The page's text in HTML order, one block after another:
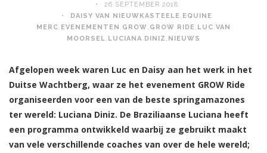
26 SEPTEMBER 2018
DAISY VAN NIEUWKASTEELE, EQUINE
MERC, EVENEMENTEN , GROW, GROW RIDE, LUC VAN
MOORSEL, LUCIANA DINIZ , NIEUWS
Afgelopen week waren Luc en Daisy aan het werk in het
Duitse Wachtberg, waar ze het evenement GROW Ride
organiseerden voor een van de beste springamazones
ter wereld: Luciana Diniz. De Braziliaanse Luciana heeft
een programma ontwikkeld waarbij ze gebruikt maakt
van vele verschillende coaches van over de hele wereld;